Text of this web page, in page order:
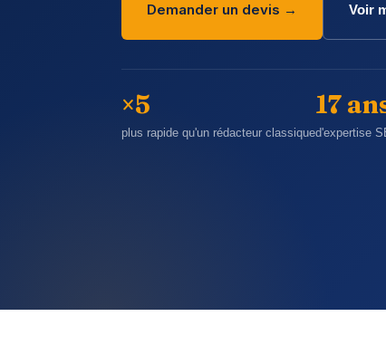
Demander un devis → Voir
×5
plus rapide qu'un rédacteur classique
17
d'expertise